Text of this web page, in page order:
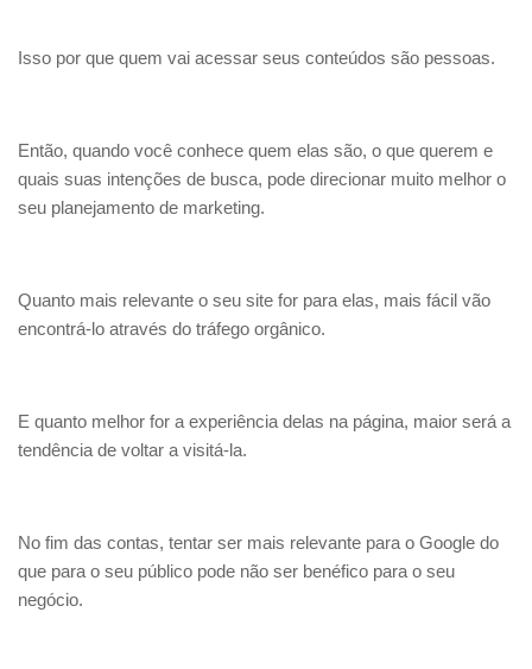
Isso por que quem vai acessar seus conteúdos são pessoas.
Então, quando você conhece quem elas são, o que querem e
quais suas intenções de busca, pode direcionar muito melhor o
seu planejamento de marketing.
Quanto mais relevante o seu site for para elas, mais fácil vão
encontrá-lo através do tráfego orgânico.
E quanto melhor for a experiência delas na página, maior será a
tendência de voltar a visitá-la.
No fim das contas, tentar ser mais relevante para o Google do
que para o seu público pode não ser benéfico para o seu
negócio.